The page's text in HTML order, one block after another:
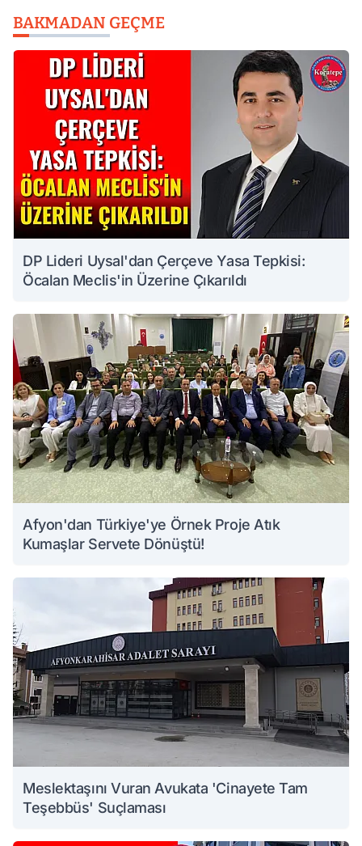
BAKMADAN GEÇME
DP Lideri Uysal'dan Çerçeve Yasa Tepkisi:
Öcalan Meclis'in Üzerine Çıkarıldı
Afyon'dan Türkiye'ye Örnek Proje Atık
Kumaşlar Servete Dönüştü!
Meslektaşını Vuran Avukata 'Cinayete Tam
Teşebbüs' Suçlaması